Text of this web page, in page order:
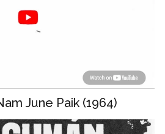
June Paik (1964)